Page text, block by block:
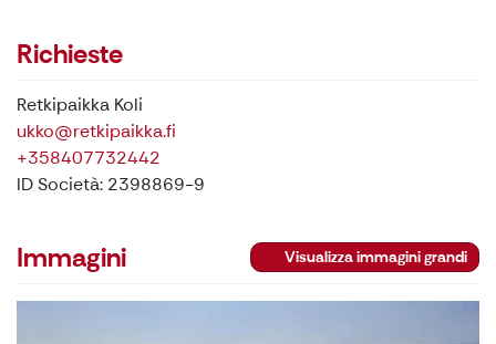
Richieste
Retkipaikka Koli
ukko@retkipaikka.fi
+358407732442
ID Società: 2398869-9
Immagini Visualizza immagini grandi